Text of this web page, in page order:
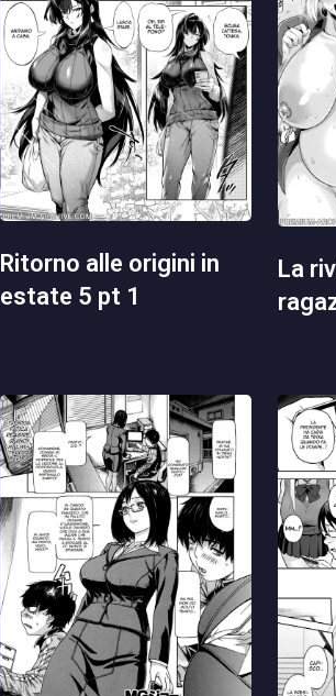
ritorno alle origini in
estate 5 pt 1
la rivincita delle